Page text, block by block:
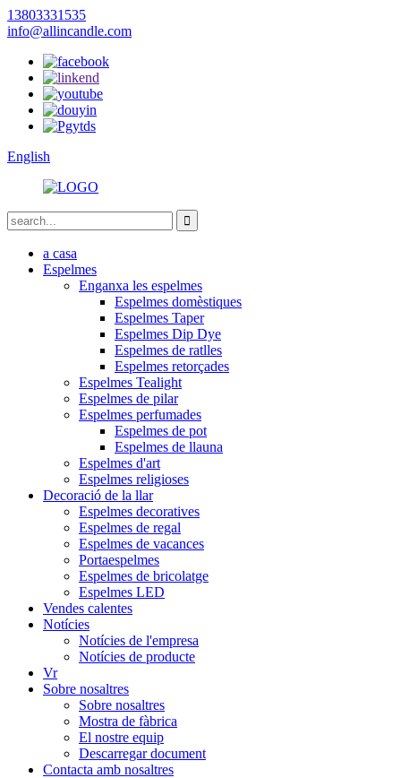
13803331535
info@allincandle.com
English
a casa
Espelmes
Enganxa les espelmes
Espelmes domèstiques
Espelmes Taper
Espelmes Dip Dye
Espelmes de ratlles
Espelmes retorçades
Espelmes Tealight
Espelmes de pilar
Espelmes perfumades
Espelmes de pot
Espelmes de llauna
Espelmes d'art
Espelmes religioses
Decoració de la llar
Espelmes decoratives
Espelmes de regal
Espelmes de vacances
Portaespelmes
Espelmes de bricolatge
Espelmes LED
Vendes calentes
Notícies
Notícies de l'empresa
Notícies de producte
Vr
Sobre nosaltres
Sobre nosaltres
Mostra de fàbrica
El nostre equip
Descarregar document
Contacta amb nosaltres